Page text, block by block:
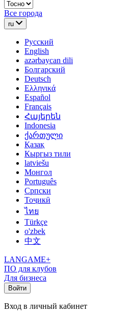
Все города
ru
Русский
English
azərbaycan dili
Болгарский
Deutsch
Ελληνικά
Español
Français
Հայերեն
Indonesia
ქართული
Қазақ
Кыргыз тили
latviešu
Монгол
Português
Српски
Тоҷикӣ
ไทย
Türkçe
o'zbek
中文
LANGAME+
ПО для клубов
Для бизнеса
Войти
Вход в личный кабинет